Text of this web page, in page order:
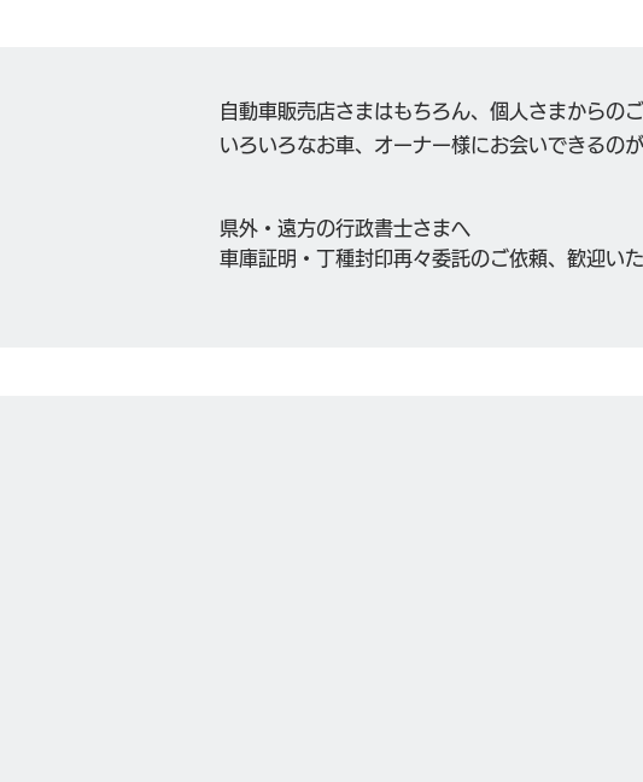
自動車販売店さまはもちろん、個人さまからの
いろいろなお車、オーナー様にお会いできるのが
県外・遠方の行政書士さまへ
車庫証明・丁種封印再々委託のご依頼、歓迎いた